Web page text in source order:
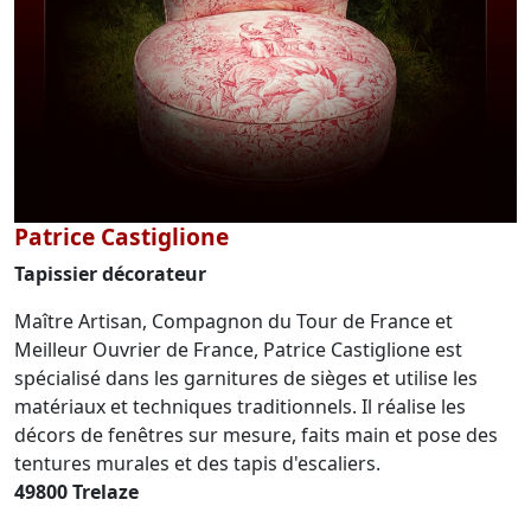
Patrice Castiglione
Tapissier décorateur
Maître Artisan, Compagnon du Tour de France et
Meilleur Ouvrier de France, Patrice Castiglione est
spécialisé dans les garnitures de sièges et utilise les
matériaux et techniques traditionnels. Il réalise les
décors de fenêtres sur mesure, faits main et pose des
tentures murales et des tapis d'escaliers.
49800 Trelaze